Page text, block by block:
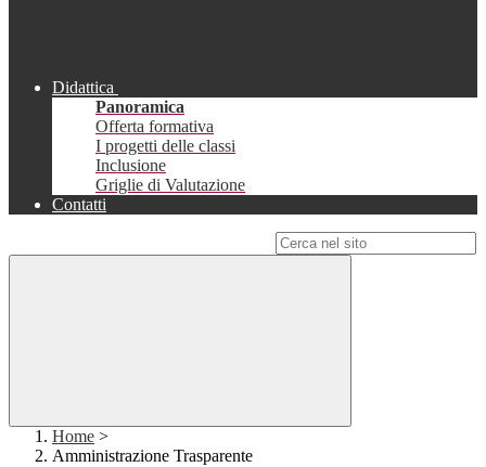
Didattica
Panoramica
Offerta formativa
I progetti delle classi
Inclusione
Griglie di Valutazione
Contatti
Home >
Amministrazione Trasparente